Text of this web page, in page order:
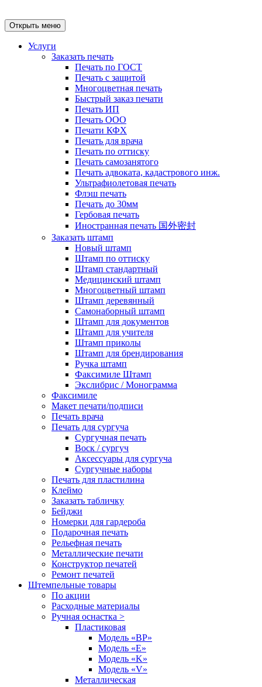
Открыть меню
Услуги
Заказать печать
Печать по ГОСТ
Печать с защитой
Многоцветная печать
Быстрый заказ печати
Печать ИП
Печать ООО
Печати КФХ
Печать для врача
Печать по оттиску
Печать самозанятого
Печать адвоката, кадастрового инж.
Ультрафиолетовая печать
Флэш печать
Печать до 30мм
Гербовая печать
Иностранная печать 国外密封
Заказать штамп
Новый штамп
Штамп по оттиску
Штамп стандартный
Медицинский штамп
Многоцветный штамп
Штамп деревянный
Самонаборный штамп
Штамп для документов
Штамп для учителя
Штамп приколы
Штамп для брендирования
Ручка штамп
Факсимиле Штамп
Экслибрис / Монограмма
Факсимиле
Макет печати/подписи
Печать врача
Печать для сургуча
Сургучная печать
Воск / сургуч
Аксессуары для сургуча
Сургучные наборы
Печать для пластилина
Клеймо
Заказать табличку
Бейджи
Номерки для гардероба
Подарочная печать
Рельефная печать
Металлические печати
Конструктор печатей
Ремонт печатей
Штемпельные товары
По акции
Расходные материалы
Ручная оснастка >
Пластиковая
Модель «BP»
Модель «E»
Модель «K»
Модель «V»
Металлическая